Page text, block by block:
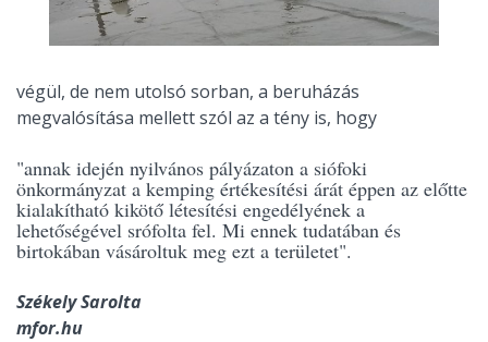
végül, de nem utolsó sorban, a beruházás
megvalósítása mellett szól az a tény is, hogy
"annak idején nyilvános pályázaton a siófoki
önkormányzat a kemping értékesítési árát éppen az előtte
kialakítható kikötő létesítési engedélyének a
lehetőségével srófolta fel. Mi ennek tudatában és
birtokában vásároltuk meg ezt a területet".
Székely Sarolta
mfor.hu